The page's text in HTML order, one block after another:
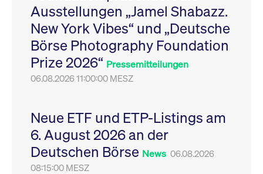
Ausstellungen „Jamel Shabazz.
New York Vibes“ und „Deutsche
Börse Photography Foundation
Prize 2026“ Pressemitteilungen
06.08.2026 11:00:00 MESZ
Neue ETF und ETP-Listings am
6. August 2026 an der
Deutschen Börse News 06.08.2026
08:15:00 MESZ
Leistung der Website
zu messen. Es handelt
sich um ein Muster-
Cookie, bei dem auf
das Präfix _pk_ses
eine kurze Reihe von
VISITOR_PRIVACY_METADATA
YouTube
.youtube.com
6
Monate
Dieses Cookie dient
Speicherung der
Einwilligungs- und
des Nutzers für ihre
Interaktion mit der
Sitzungen geehrt